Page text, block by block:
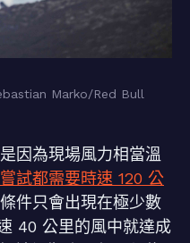
Marko/Red Bull
因為現場風力相當溫
試都需要時速 120 公
件只會出現在極少數
40 公里的風中就達成